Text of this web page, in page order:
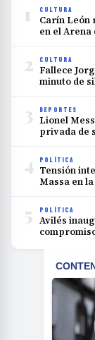
1 CULTURA
Carín León
en el Arena
2 CULTURA
Fallece
minuto de
3 DEPORTES
Lionel
privada de
4 POLÍTICA
Tensión
Massa en
5 POLÍTICA
Avilés